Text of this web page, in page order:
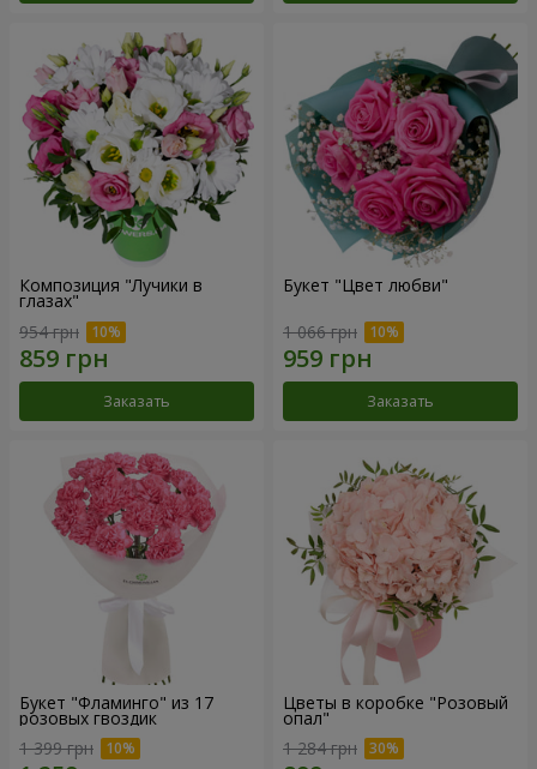
Композиция "Лучики в
глазах"
954 грн
Заказать
Букет "Цвет любви"
1 066 грн
Заказать
Букет "Фламинго" из 17
розовых гвоздик
1 399 грн
Цветы в коробке "Розовый
опал"
1 284 грн